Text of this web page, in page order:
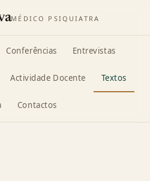
MÉDICO PSIQUIATRA
Conferências Entrevistas
Actividade Docente Textos
Contactos